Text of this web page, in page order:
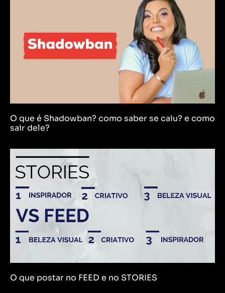
O que é Shadowban? como saber se caiu? e como
sair dele?
O que postar no FEED e no STORIES